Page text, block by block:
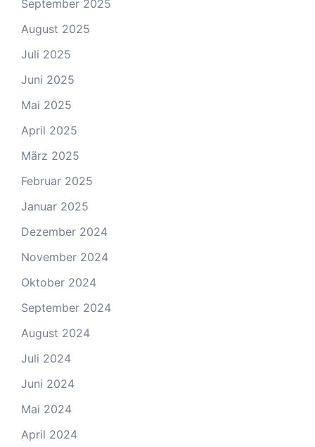
September 2025
August 2025
Juli 2025
Juni 2025
Mai 2025
April 2025
März 2025
Februar 2025
Januar 2025
Dezember 2024
November 2024
Oktober 2024
September 2024
August 2024
Juli 2024
Juni 2024
Mai 2024
April 2024